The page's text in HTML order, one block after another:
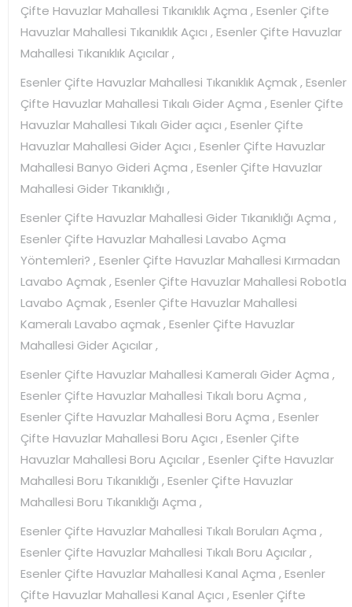
Çifte Havuzlar Mahallesi Tıkanıklık Açma , Esenler Çifte
Havuzlar Mahallesi Tıkanıklık Açıcı , Esenler Çifte Havuzlar
Mahallesi Tıkanıklık Açıcılar ,
Esenler Çifte Havuzlar Mahallesi Tıkanıklık Açmak , Esenler
Çifte Havuzlar Mahallesi Tıkalı Gider Açma , Esenler Çifte
Havuzlar Mahallesi Tıkalı Gider açıcı , Esenler Çifte
Havuzlar Mahallesi Gider Açıcı , Esenler Çifte Havuzlar
Mahallesi Banyo Gideri Açma , Esenler Çifte Havuzlar
Mahallesi Gider Tıkanıklığı ,
Esenler Çifte Havuzlar Mahallesi Gider Tıkanıklığı Açma ,
Esenler Çifte Havuzlar Mahallesi Lavabo Açma
Yöntemleri? , Esenler Çifte Havuzlar Mahallesi Kırmadan
Lavabo Açmak , Esenler Çifte Havuzlar Mahallesi Robotla
Lavabo Açmak , Esenler Çifte Havuzlar Mahallesi
Kameralı Lavabo açmak , Esenler Çifte Havuzlar
Mahallesi Gider Açıcılar ,
Esenler Çifte Havuzlar Mahallesi Kameralı Gider Açma ,
Esenler Çifte Havuzlar Mahallesi Tıkalı boru Açma ,
Esenler Çifte Havuzlar Mahallesi Boru Açma , Esenler
Çifte Havuzlar Mahallesi Boru Açıcı , Esenler Çifte
Havuzlar Mahallesi Boru Açıcılar , Esenler Çifte Havuzlar
Mahallesi Boru Tıkanıklığı , Esenler Çifte Havuzlar
Mahallesi Boru Tıkanıklığı Açma ,
Esenler Çifte Havuzlar Mahallesi Tıkalı Boruları Açma ,
Esenler Çifte Havuzlar Mahallesi Tıkalı Boru Açıcılar ,
Esenler Çifte Havuzlar Mahallesi Kanal Açma , Esenler
Çifte Havuzlar Mahallesi Kanal Açıcı , Esenler Çifte